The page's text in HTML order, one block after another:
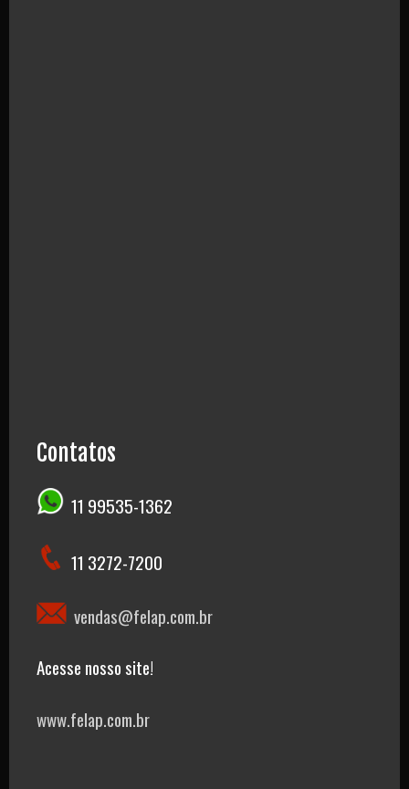
Contatos
11 99535-1362
11 3272-7200
vendas@felap.com.br
Acesse nosso site!
www.felap.com.br